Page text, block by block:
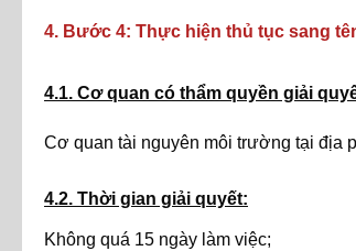
4. Bước 4: Thực hiện thủ tục sang
4.1. Cơ quan có thẩm quyền giải
Cơ quan tài nguyên môi trường tại địa
4.2. Thời gian giải quyết:
Không quá 15 ngày làm việc;